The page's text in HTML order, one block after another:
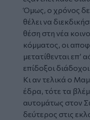
Όμως, ο χρόνος
θέλει να
θέση στη νέα
κόμματος, οι
μετατίθενται επ’
επίδοξοι
Κι αν τελικά ο
έδρα, τότε τα
αυτομάτως στον
δεύτερος στις